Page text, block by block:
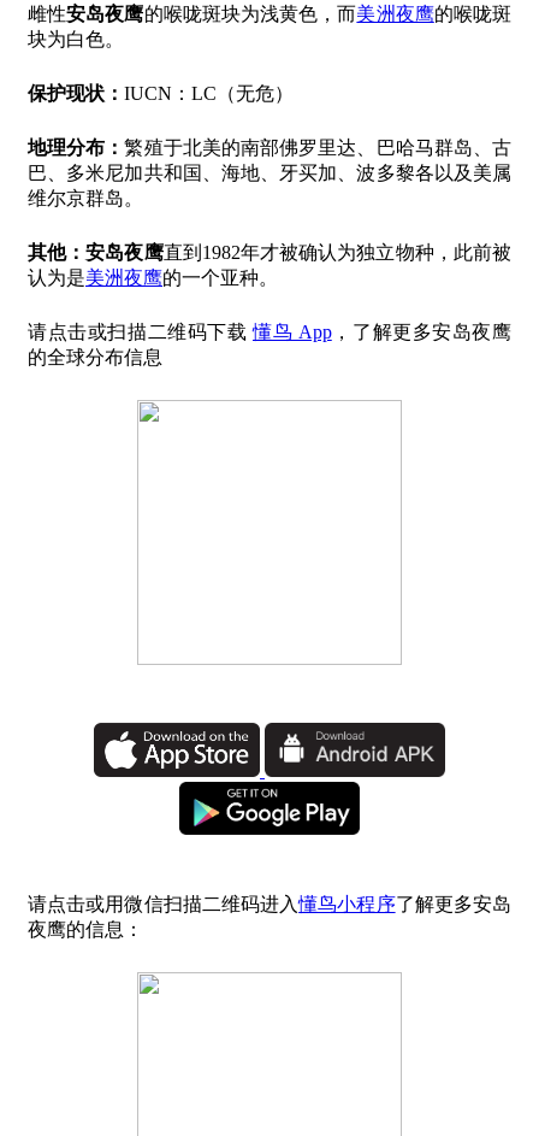
雌性安岛夜鹰的喉咙斑块为浅黄色，而美洲夜鹰的喉咙斑
块为白色。
保护现状： IUCN：LC（无危）
地理分布：繁殖于北美的南部佛罗里达、巴哈马群岛、古
巴、多米尼加共和国、海地、牙买加、波多黎各以及美属
维尔京群岛。
其他：安岛夜鹰直到1982年才被确认为独立物种，此前被
认为是美洲夜鹰的一个亚种。
请点击或扫描二维码下载懂鸟 App，了解更多安岛夜鹰
的全球分布信息
请点击或用微信扫描二维码进入懂鸟小程序了解更多安岛
夜鹰的信息：